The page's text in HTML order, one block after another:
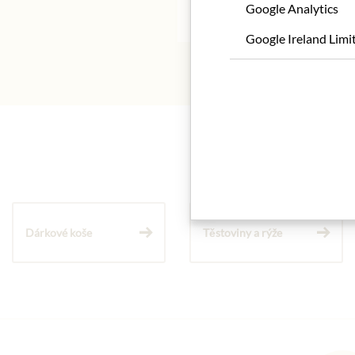
* Wir bitten um
Dárkové koše Těstoviny a rýže
Google Analytics
Google Ireland